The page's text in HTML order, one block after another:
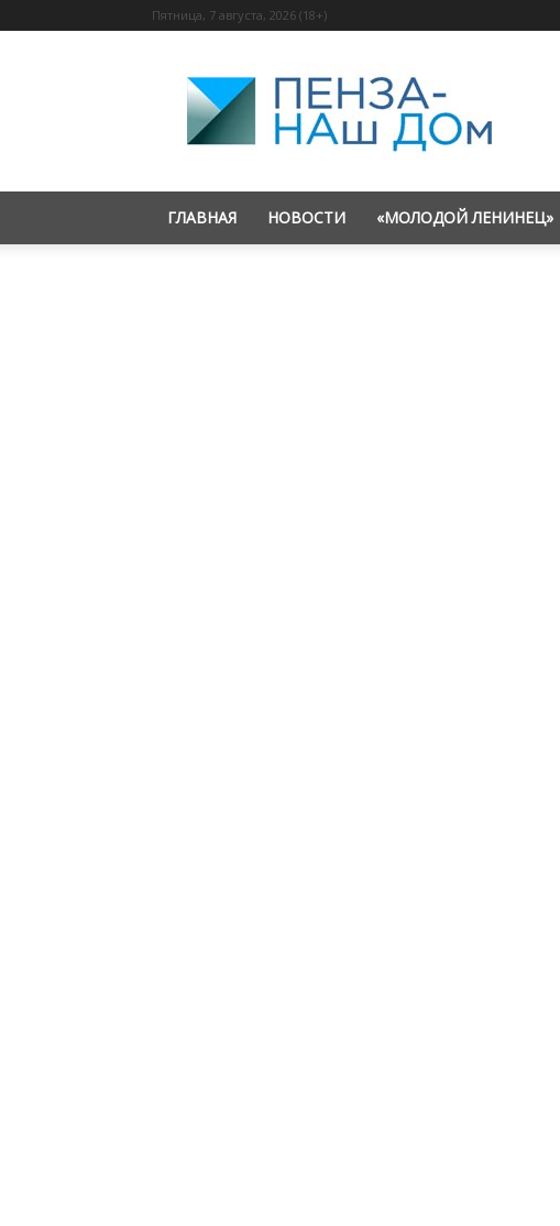
Пятница, 7 августа, 2026 (18+)
«Пенза
—
наш
дом»
ГЛАВНАЯ НОВОСТИ «МОЛОДОЙ ЛЕНИНЕЦ»